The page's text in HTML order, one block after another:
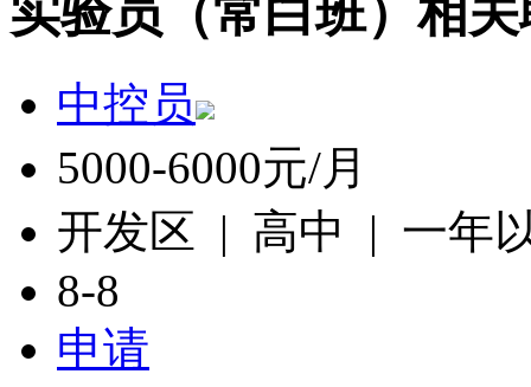
实验员（常白班）相
中控员
5000-6000元/月
开发区 | 高中 | 一年
8-8
申请